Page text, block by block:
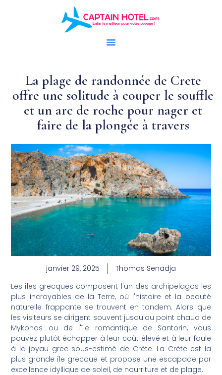
La plage de randonnée de Crete
offre une solitude à couper le souffle
et un arc de roche pour nager et
faire de la plongée à travers
janvier 29, 2025
Thomas Senadja
Les îles grecques composent l'un des archipelagos les
plus incroyables de la Terre, où l'histoire et la beauté
naturelle frappante se trouvent en tandem. Alors que
les visiteurs se dirigent souvent jusqu'au point chaud de
Mykonos ou de l'île romantique de Santorin, vous
pouvez plutôt échapper à leur coût élevé et à leur foule
à la joyau grec sous-estimé de Crète. La Crète est la
plus grande île grecque et propose une escapade par
excellence idyllique de soleil, de nourriture et de plage.